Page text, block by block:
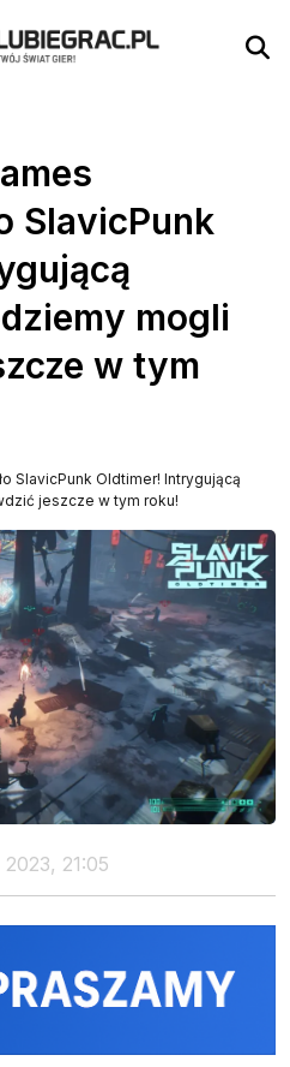
SlavicPunk
mogli
w tym
SlavicPunk Oldtimer! Intrygującą
jeszcze w tym roku!
21:05